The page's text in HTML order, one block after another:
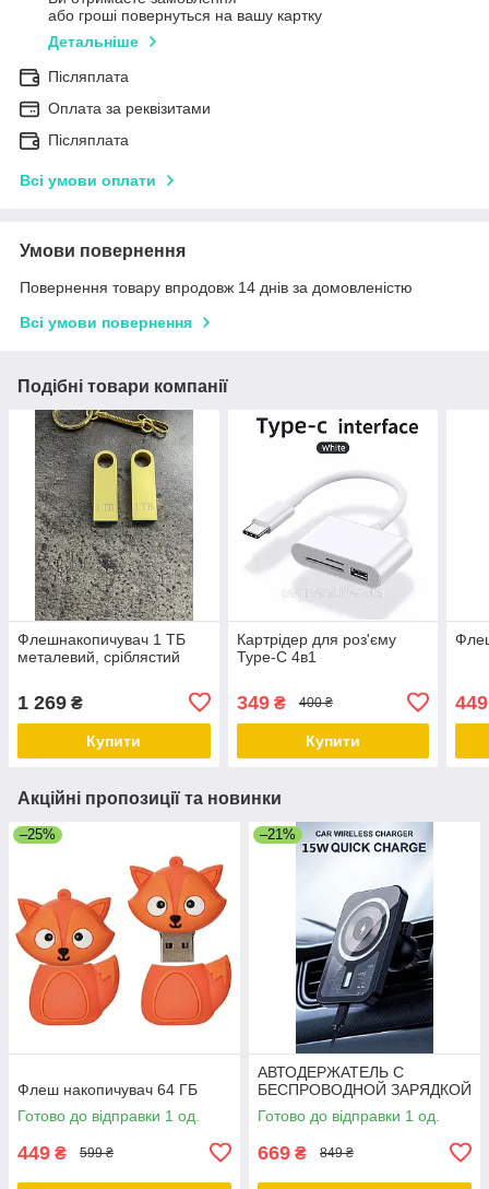
або гроші повернуться на вашу картку
Детальніше
Післяплата
Оплата за реквізитами
Післяплата
Всі умови оплати
Умови повернення
Повернення товару впродовж 14 днів за домовленістю
Всі умови повернення
Подібні товари компанії
Флешнакопичувач 1 ТБ
металевий, сріблястий
1 269 ₴
Купити
Картрідер для роз'єму
Type-C 4в1
349₴ 400 ₴
Купити
449
Акційні пропозиції та новинки
–25%
Флеш накопичувач 64 ГБ
Готово до відправки 1 од.
449 ₴ 599 ₴
–21%
АВТОДЕРЖАТЕЛЬ С
БЕСПРОВОДНОЙ ЗАРЯДКОЙ
Готово до відправки 1 од.
669 ₴ 849 ₴